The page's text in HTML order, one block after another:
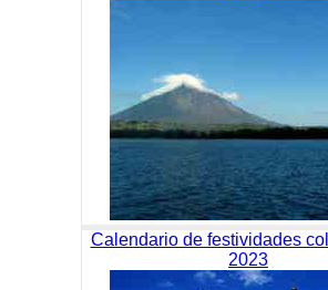
Calendario de festividades
2023